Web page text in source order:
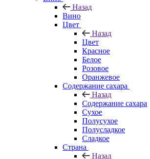
Назад
Вино
Цвет
Назад
Цвет
Красное
Белое
Розовое
Оранжевое
Содержание сахара
Назад
Содержание сахара
Сухое
Полусухое
Полусладкое
Сладкое
Страна
Назад